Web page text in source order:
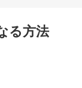
る方法